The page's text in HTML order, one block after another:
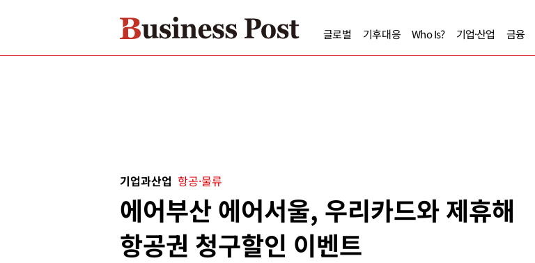
글로벌 기후대응 Who Is? 기업·산업 금융
기업과산업 항공·물류
에어부산 에어서울, 우리카드와 제휴해
항공권 청구할인 이벤트